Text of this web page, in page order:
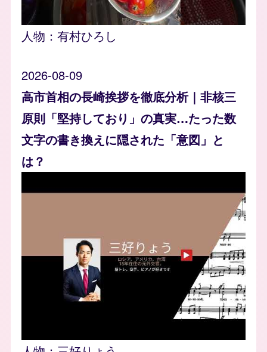
人物： 有村ひろし
2026-08-09
高市首相の長崎挨拶を徹底分析｜非核三
原則「堅持しており」の真実…たった数
文字の書き換えに隠された「意図」と
は？